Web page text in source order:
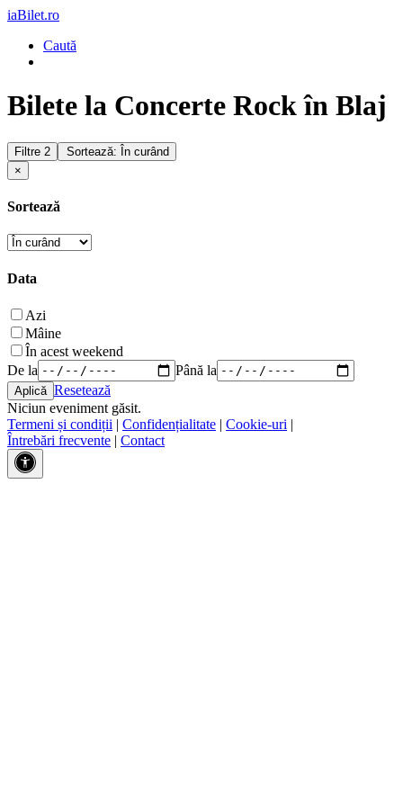
iaBilet.ro
Caută
Bilete la Concerte Rock în Blaj
Filtre 2
Sortează: În curând
×
Sortează
Data
Azi
Mâine
În acest weekend
De la
Până la
Resetează
Niciun eveniment găsit.
Termeni și condiții | Confidențialitate | Cookie-uri |
Întrebări frecvente | Contact